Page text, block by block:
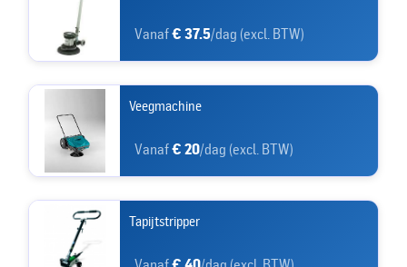
Vanaf€ 37.5/dag (excl. BTW)
Veegmachine
Vanaf€ 20/dag (excl. BTW)
Tapijtstripper